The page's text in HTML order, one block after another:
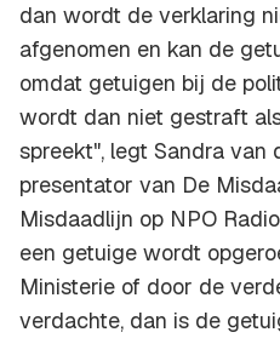
dan wordt de verklaring
afgenomen en kan de
omdat getuigen bij de
wordt dan niet gestraft
spreekt", legt Sandra van
presentator van De
Misdaadlijn op NPO
een getuige wordt
Ministerie of door de
verdachte, dan is de